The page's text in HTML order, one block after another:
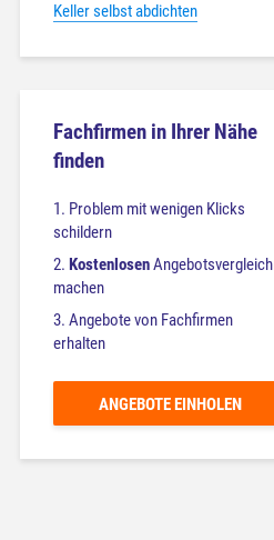
Keller selbst abdichten
Fachfirmen in Ihrer Nähe
finden
1. Problem mit wenigen Klicks
schildern
2. KostenlosenAngebotsvergleich
machen
3. Angebote von Fachfirmen
erhalten
ANGEBOTE EINHOLEN